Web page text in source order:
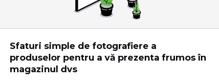
Sfaturi simple de fotografiere a
produselor pentru a vă prezenta frumos în
magazinul dvs